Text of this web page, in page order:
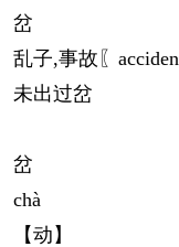
岔
乱子,事故〖
未出过岔
岔
chà
【动】